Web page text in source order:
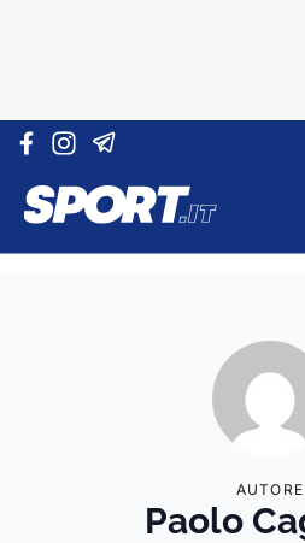
Vai al contenuto
AUTORE
Paolo